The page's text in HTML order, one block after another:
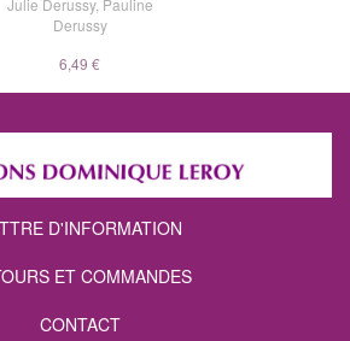
Julie Derussy, Pauline
Derussy
6,49 €
D'INFORMATION
ET COMMANDES
CONTACT